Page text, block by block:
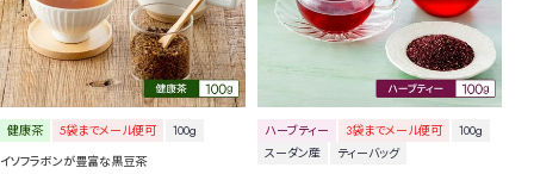
健康茶 5袋までメール便可
100g
イソフラボンが豊富な黒豆茶
ハーブティー 3袋までメール便可
100g
スーダン産
ティーバッグ